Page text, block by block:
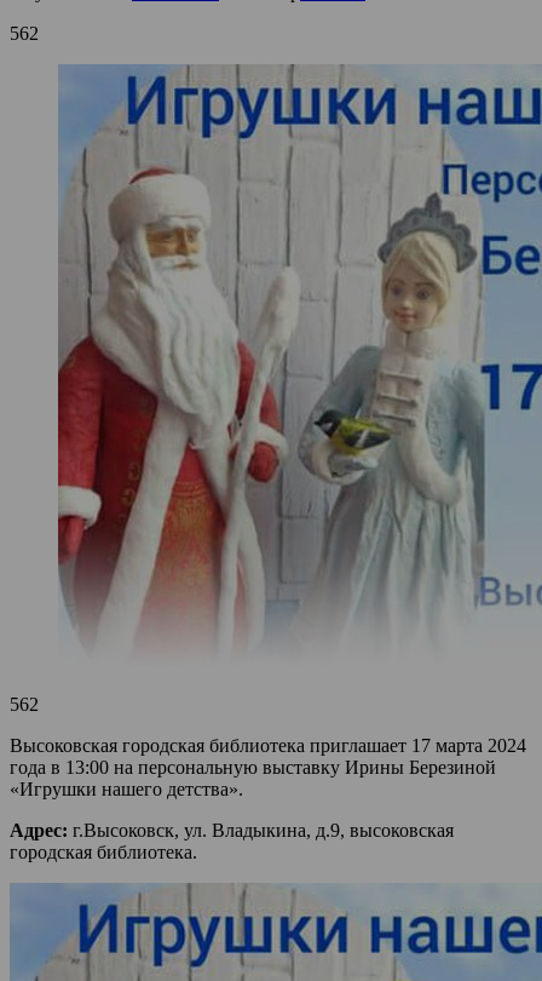
562
562
Высоковская городская библиотека приглашает 17 марта 2024
года в 13:00 на персональную выставку Ирины Березиной
«Игрушки нашего детства».
Адрес: г.Высоковск, ул. Владыкина, д.9, высоковская
городская библиотека.